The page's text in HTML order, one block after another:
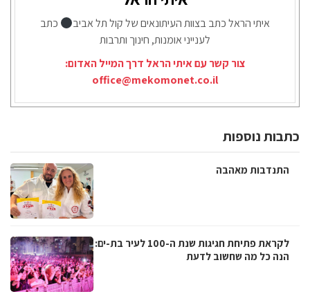
איתי הראל כתב בצוות העיתונאים של קול תל אביב
כתב
לענייני אומנות, חינוך ותרבות
צור קשר עם איתי הראל דרך המייל האדום:
office@mekomonet.co.il
כתבות נוספות
התנדבות מאהבה
לקראת פתיחת חגיגות שנת ה-100 לעיר בת-ים:
הנה כל מה שחשוב לדעת